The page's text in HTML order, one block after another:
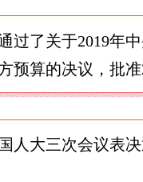
过了关于2019年
预算的决议，批
人大三次会议表